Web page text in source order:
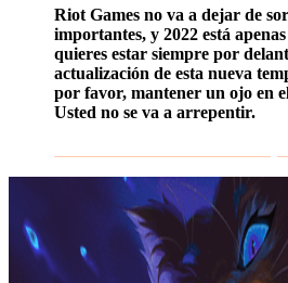
Riot Games no va a dejar de
importantes, y 2022 está
quieres estar siempre por
actualización de esta nueva
por favor, mantener un ojo en
Usted no se va a arrepentir.